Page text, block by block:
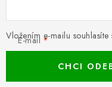
E-mail
Vložením e-mailu souhlasíte
CHCI